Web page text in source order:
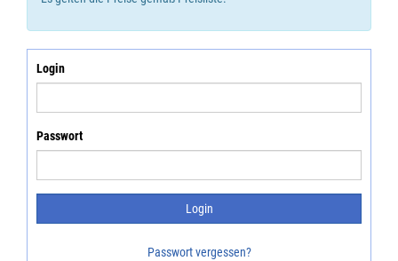
Login
Passwort
Passwort vergessen?